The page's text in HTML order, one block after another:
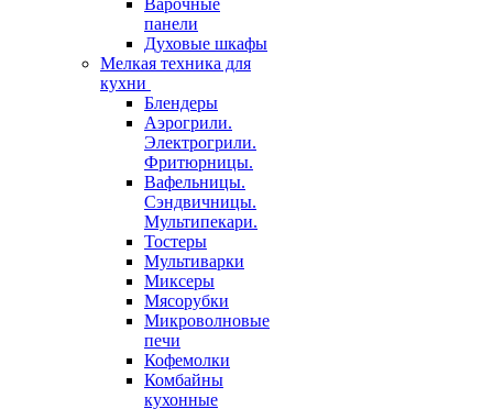
Варочные
панели
Духовые шкафы
Мелкая техника для
кухни
Блендеры
Аэрогрили.
Электрогрили.
Фритюрницы.
Вафельницы.
Сэндвичницы.
Мультипекари.
Тостеры
Мультиварки
Миксеры
Мясорубки
Микроволновые
печи
Кофемолки
Комбайны
кухонные